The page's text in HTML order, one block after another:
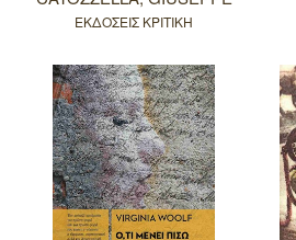
ΕΚΔΟΣΕΙΣ ΚΡΙΤΙΚΗ